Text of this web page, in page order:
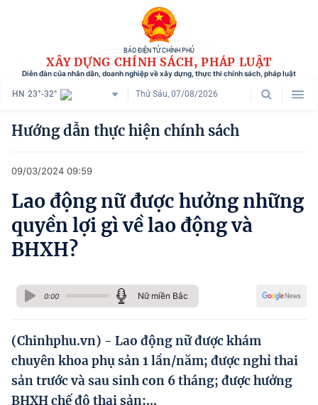
BÁO ĐIỆN TỬ CHÍNH PHỦ
XÂY DỰNG CHÍNH SÁCH, PHÁP LUẬT
Diễn đàn của nhân dân, doanh nghiệp về xây dựng, thực thi chính sách, pháp luật
HN 23°-32° Thứ Sáu, 07/08/2026
Danh mục
Tham vấn chính sách
Người dân góp ý
Chính sách và cuộc sống
Phát triển kinh tế tư nhân và doanh nghiệp dân tộc
Ocop và chuỗi giá trị Nông sản
Hướng dẫn thực hiện chính sách
09/03/2024 09:59
Lao động nữ được hưởng những
quyền lợi gì về lao động và
BHXH?
0:00 Nữ miền Bắc
(Chinhphu.vn) - Lao động nữ được khám
chuyên khoa phụ sản 1 lần/năm; được nghỉ thai
sản trước và sau sinh con 6 tháng; được hưởng
BHXH chế độ thai sản;...